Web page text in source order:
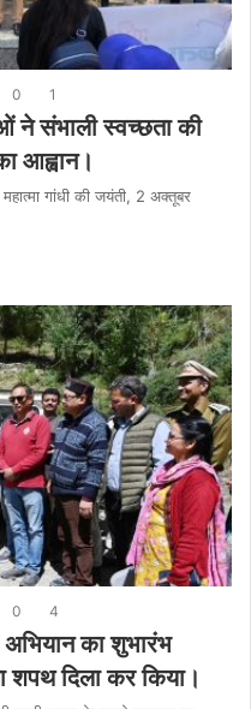
0 1
ने संभाली स्वच्छता की
आह्वान।
गांधी की जयंती, 2 अक्तूबर
0 4
अभियान का शुभारंभ
शपथ दिला कर किया।